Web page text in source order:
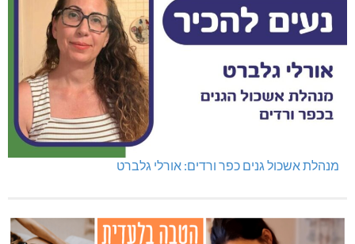
מנהלת אשכול גנים כפר ורדים: אורלי גלברט